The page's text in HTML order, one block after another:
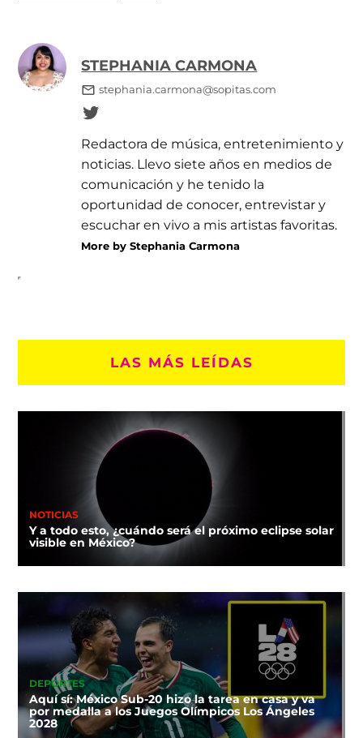
STEPHANIA CARMONA
stephania.carmona@sopitas.com
Redactora de música, entretenimiento y
noticias. Llevo siete años en medios de
comunicación y he tenido la
oportunidad de conocer, entrevistar y
escuchar en vivo a mis artistas favoritas.
More by Stephania Carmona
LAS MÁS LEÍDAS
NOTICIAS
Y a todo esto, ¿cuándo será el próximo eclipse solar
visible en México?
DEPORTES
Aquí sí: México Sub-20 hizo la tarea en casa y va
por medalla a los Juegos Olímpicos Los Ángeles
2028